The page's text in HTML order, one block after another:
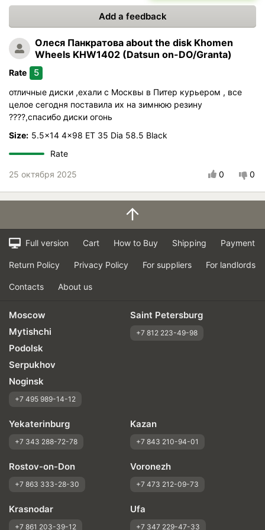
Add a feedback
Олеся Панкратова about the disk Khomen
Wheels KHW1402 (Datsun on-DO/Granta)
Rate 5
отличные диски ,ехали с Москвы в Питер курьером , все
целое сегодня поставила их на зимнюю резину
????,спасибо диски огонь
Size: 5.5x14 4x98 ET 35 Dia 58.5 Black
Rate
25 октября 2025 0 0
Full version Cart How to Buy Shipping Payment
Return Policy Privacy Policy For suppliers For landlords
Contacts About us
Moscow
Mytishchi
Podolsk
Serpukhov
Noginsk
+7 495 989-14-12
Saint Petersburg
+7 812 223-49-98
Yekaterinburg
+7 343 288-72-78
Kazan
+7 843 210-94-01
Rostov-on-Don
+7 863 333-28-30
Voronezh
+7 473 212-09-73
Krasnodar
+7 861 203-39-12
Ufa
+7 347 229-47-33